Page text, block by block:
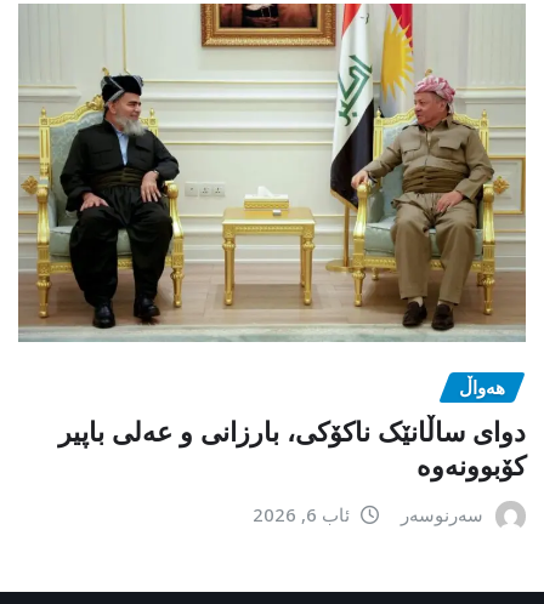
هەواڵ
دوای ساڵانێک ناکۆکی، بارزانی و عەلی باپیر
کۆبوونەوە
سەرنوسەر ئاب 6, 2026